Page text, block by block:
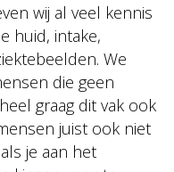
wij al veel kennis
huid, intake,
We
die geen
graag dit vak ook
juist ook niet
je aan het